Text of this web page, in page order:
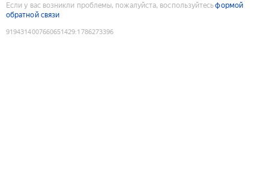
Если у вас возникли проблемы, пожалуйста, воспользуйтесьформой
обратной связи
9194314007660651429:1786273396